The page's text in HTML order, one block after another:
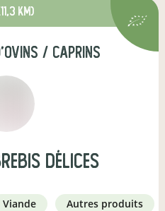
km)
/ caprins
Délices
viande autres produits